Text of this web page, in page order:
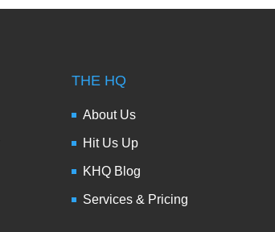
THE HQ
About Us
Hit Us Up
KHQ Blog
Services & Pricing